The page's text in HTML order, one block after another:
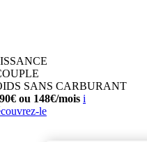
SANS CARBURANT
ou 148€/mois i
le